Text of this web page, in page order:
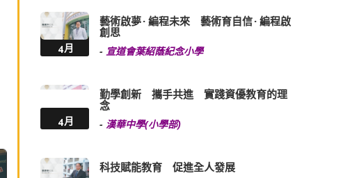
4月
藝術啟夢 · 編程未來 藝術育自信 · 編程啟
創思
- 宣道會葉紹蔭紀念小學
4月
勤學創新 攜手共進 實踐資優教育的理
念
- 漢華中學(小學部)
科技賦能教育 促進全人發展